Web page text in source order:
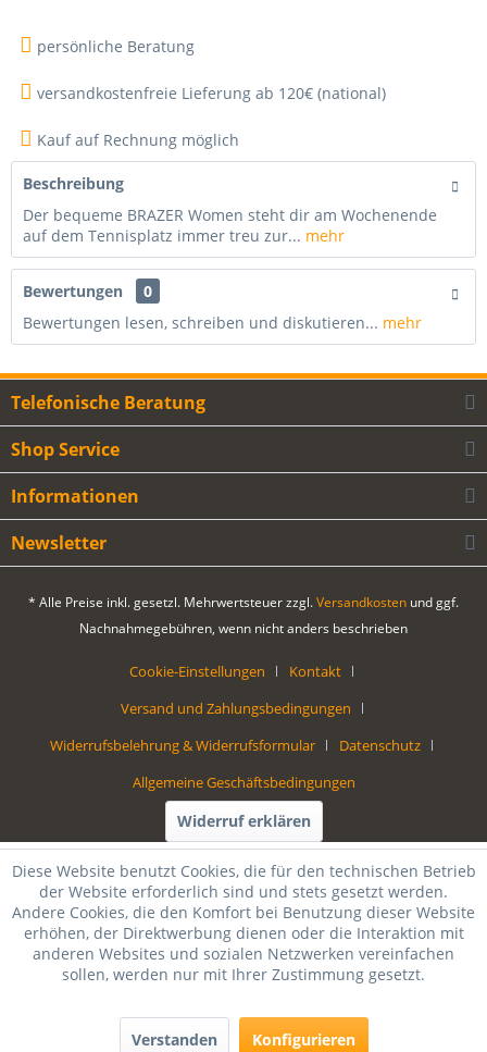
persönliche Beratung
versandkostenfreie Lieferung ab 120€ (national)
Kauf auf Rechnung möglich
Beschreibung
Der bequeme BRAZER Women steht dir am Wochenende
auf dem Tennisplatz immer treu zur... mehr
Bewertungen
0
Bewertungen lesen, schreiben und diskutieren... mehr
Telefonische Beratung
Shop Service
Informationen
Newsletter
* Alle Preise inkl. gesetzl. Mehrwertsteuer zzgl.Versandkosten und ggf.
Nachnahmegebühren, wenn nicht anders beschrieben
Cookie-Einstellungen
Kontakt
Versand und Zahlungsbedingungen
Widerrufsbelehrung & Widerrufsformular
Datenschutz
Allgemeine Geschäftsbedingungen
Widerruf erklären
Diese Website benutzt Cookies, die für den technischen Betrieb
der Website erforderlich sind und stets gesetzt werden.
Andere Cookies, die den Komfort bei Benutzung dieser Website
erhöhen, der Direktwerbung dienen oder die Interaktion mit
anderen Websites und sozialen Netzwerken vereinfachen
sollen, werden nur mit Ihrer Zustimmung gesetzt.
Verstanden Konfigurieren